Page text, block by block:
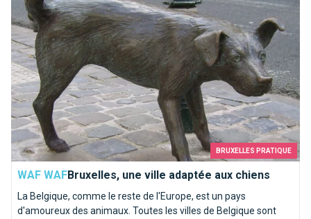
BRUXELLES PRATIQUE
WAF WAFBruxelles, une ville adaptée aux chiens
La Belgique, comme le reste de l'Europe, est un pays
d'amoureux des animaux. Toutes les villes de Belgique sont